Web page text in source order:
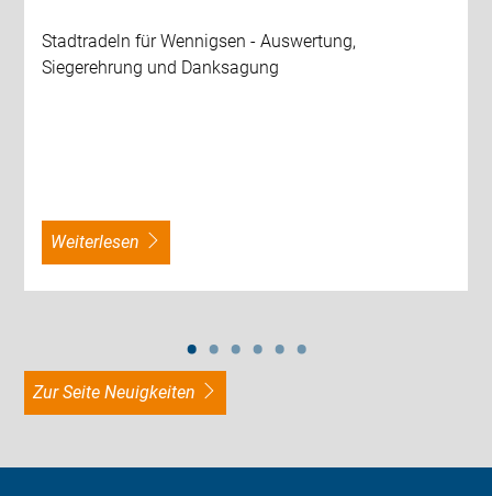
Stadtradeln für Wennigsen - Auswertung,
Siegerehrung und Danksagung
weiterlesen
zur Seite Neuigkeiten